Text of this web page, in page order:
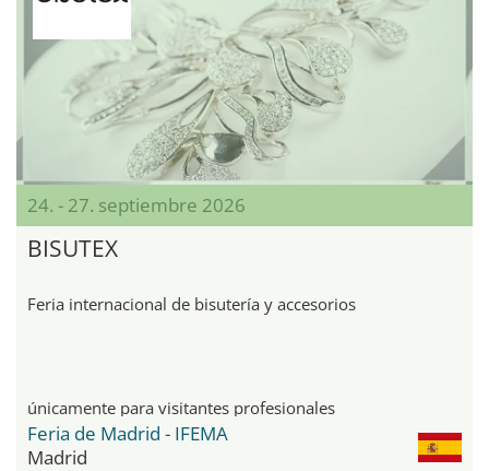
24. - 27. septiembre 2026
BISUTEX
Feria internacional de bisutería y accesorios
únicamente para visitantes profesionales
Feria de Madrid - IFEMA
Madrid